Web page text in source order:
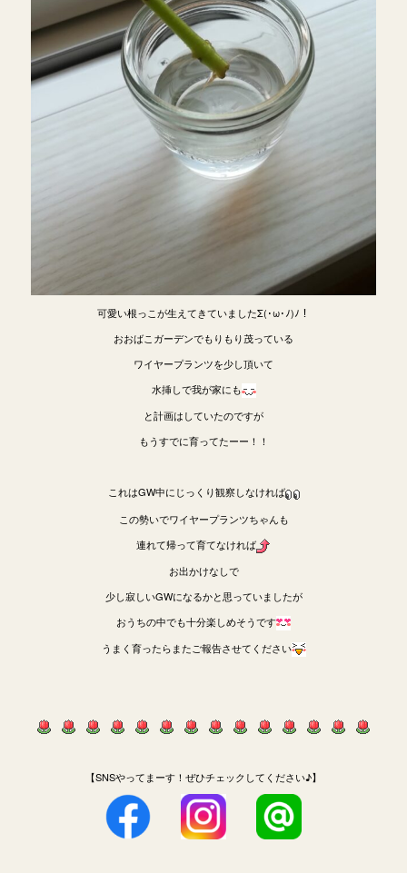
可愛い根っこが生えてきていましたΣ(･ω･ﾉ)ﾉ！
おおばこガーデンでもりもり茂っている
ワイヤープランツを少し頂いて
水挿しで我が家にも
と計画はしていたのですが
もうすでに育ってたーー！！
これはGW中にじっくり観察しなければ
この勢いでワイヤープランツちゃんも
連れて帰って育てなければ
お出かけなしで
少し寂しいGWになるかと思っていましたが
おうちの中でも十分楽しめそうです
うまく育ったらまたご報告させてください
【SNSやってまーす！ぜひチェックしてください♪】